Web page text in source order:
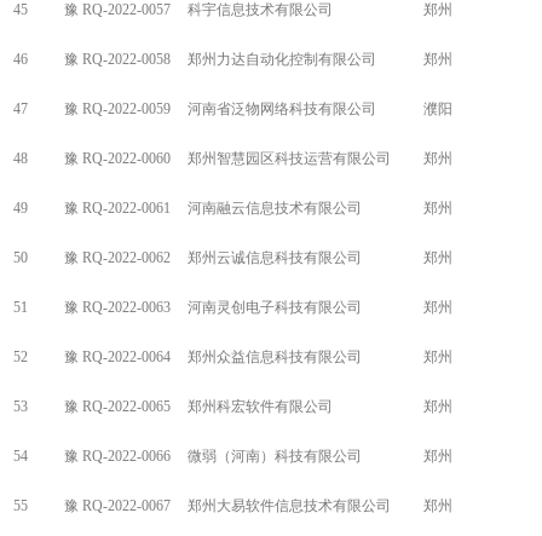
45 豫 RQ-2022-0057 科宇信息技术有限公司 郑州
46 豫 RQ-2022-0058 郑州力达自动化控制有限公司 郑州
47 豫 RQ-2022-0059 河南省泛物网络科技有限公司 濮阳
48 豫 RQ-2022-0060 郑州智慧园区科技运营有限公司 郑州
49 豫 RQ-2022-0061 河南融云信息技术有限公司 郑州
50 豫 RQ-2022-0062 郑州云诚信息科技有限公司 郑州
51 豫 RQ-2022-0063 河南灵创电子科技有限公司 郑州
52 豫 RQ-2022-0064 郑州众益信息科技有限公司 郑州
53 豫 RQ-2022-0065 郑州科宏软件有限公司 郑州
54 豫 RQ-2022-0066 微弱（河南）科技有限公司 郑州
55 豫 RQ-2022-0067 郑州大易软件信息技术有限公司 郑州